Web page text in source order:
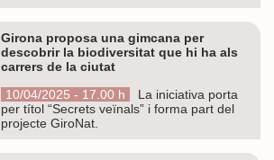
Girona proposa una gimcana per
descobrir la biodiversitat que hi ha als
carrers de la ciutat
10/04/2025 - 17.00 h
La iniciativa porta
per títol “Secrets veïnals” i forma part del
projecte GiroNat.